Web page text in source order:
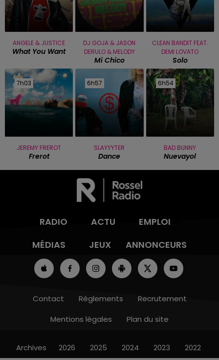
ANGELE & JUSTICE
What You Want
DJ GOJA & JASON
DERULO & MELODY
Mi Chico
CLEAN BANDIT FEAT.
DEMI LOVATO
Solo
7h03
7h03
JEREMY FREROT
Frerot
6h57
6h57
SLAYYYTER
Dance
6h54
6h54
BAD BUNNY
Nuevayol
RADIO ACTU
EMPLOI
MÉDIAS
JEUX ANNONCEURS
Contact Règlements
Recrutement
Mentions légales
Plan du site
Archives 2026 2025 2024 2023 2022